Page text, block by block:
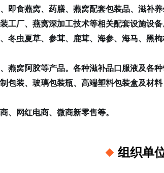
即食燕窝、药膳、燕窝配套包装品、滋补
工厂、燕窝深加工技术等相关配套设施设备
冬虫夏草、参茸、鹿茸、海参、海马、黑
燕窝阿胶等产品。各种滋补品口服液及各
包装、玻璃包装瓶、高端塑料包装盒及材
、网红电商、微商新零售等。
组织单